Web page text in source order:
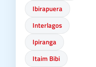
Ibirapuera
Interlagos
Ipiranga
Itaim Bibi